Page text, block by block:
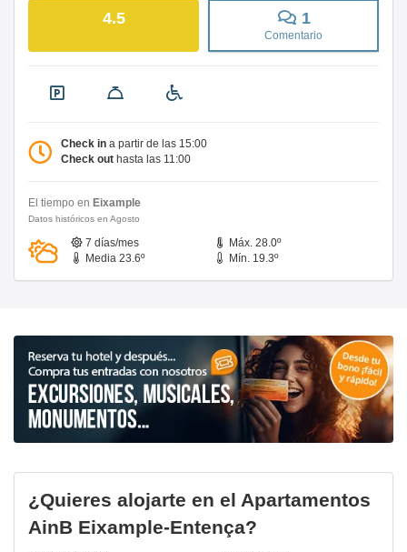
4.5 1
Comentario
Check in a partir de las 15:00
Check out hasta las 11:00
El tiempo en Eixample
Datos históricos en Agosto
7 días/mes
Máx. 28.0º
Media 23.6º
Mín. 19.3º
¿Quieres alojarte en el Apartamentos
AinB Eixample-Entença?